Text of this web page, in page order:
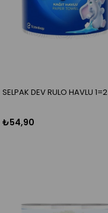
SELPAK DEV RULO HAVLU 1=2
₺54,90